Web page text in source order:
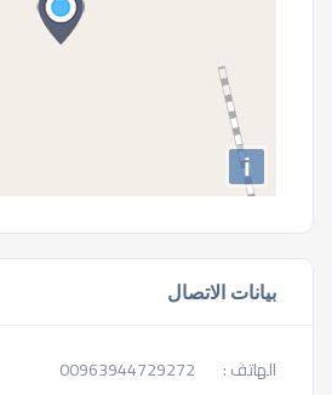
i
بيانات الاتصال
الهاتف : 00963944729272